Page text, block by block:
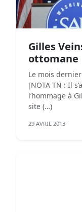
Gilles
ottomane
Le mois
[NOTA TN : Il
l’hommage à
site (…)
29 AVRIL 2013